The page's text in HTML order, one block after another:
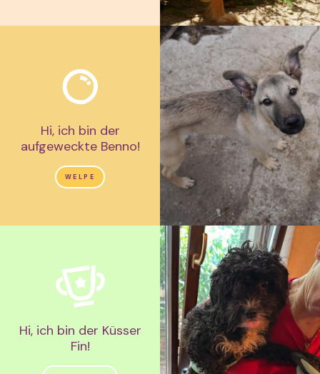
Hi, ich bin der
aufgeweckte Benno!
WELPE
Hi, ich bin der Küsser
Fin!